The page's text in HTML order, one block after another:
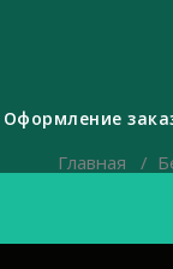
Оформление
Главная /